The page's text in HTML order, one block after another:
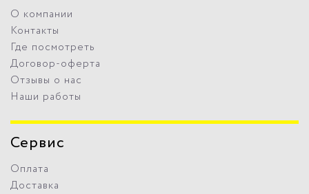
О компании
Контакты
Где посмотреть
Договор-оферта
Отзывы о нас
Наши работы
Сервис
Оплата
Доставка